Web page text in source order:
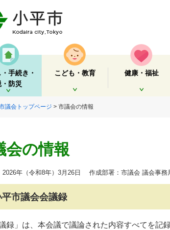
手続き・
防災
開く
こども・教育
開く
健康・福祉
議会トップページ > 市議会の情報
会の情報
2026年（令和8年）3月26日 作成部署：市議会 議会事務
平市議会会議録
録」は、本会議で議論された内容すべてを記録